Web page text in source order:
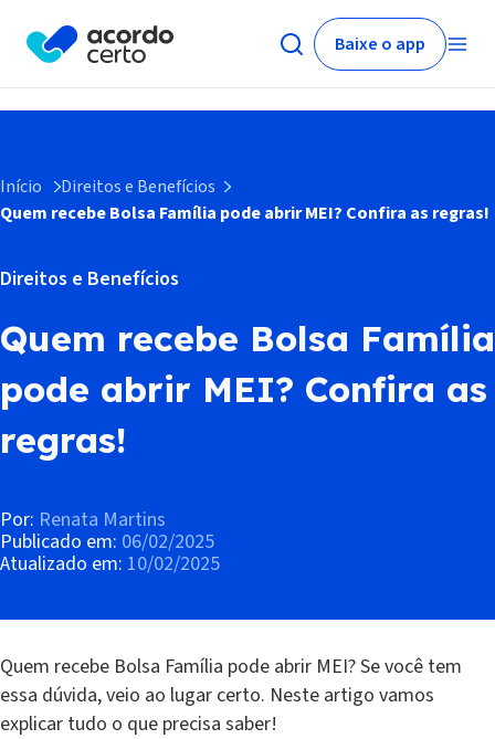
Baixe o app
Início
Direitos e Benefícios
Quem recebe Bolsa Família pode abrir MEI? Confira as regras!
Direitos e Benefícios
Quem recebe Bolsa Família
pode abrir MEI? Confira as
regras!
Por: Renata Martins
Publicado em: 06/02/2025
Atualizado em: 10/02/2025
Quem recebe Bolsa Família pode abrir MEI? Se você tem
essa dúvida, veio ao lugar certo. Neste artigo vamos
explicar tudo o que precisa saber!